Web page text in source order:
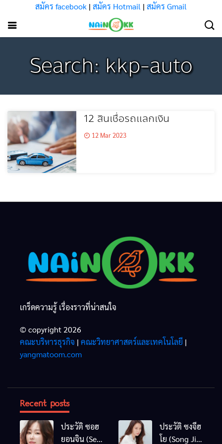
สมัคร facebook | สมัคร Hotmail | สมัคร Gmail
Search: kkp-auto
12 สินเชื่อรถแลกเงิน
12 Mar 2023
เกร็ดความรู้ เรื่องราวที่น่าสนใจ
© copyright 2026
คณะบริหารธุรกิจ | คณะวิทยาศาสตร์และเทคโนโลยี |
yangmatoom.com
Recent posts
ประวัติ ซอฮ
ยอนจิน (Seo
ประวัติ ซงจีฮ
โย (Song Ji